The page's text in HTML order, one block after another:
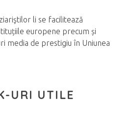
li se facilitează
europene precum și
media de prestigiu în Uniunea
URI UTILE